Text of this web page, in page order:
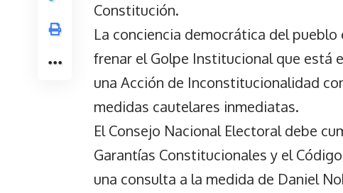
Constitución.
La conciencia democrática del
frenar el Golpe Institucional que está
una Acción de Inconstitucionalidad
medidas cautelares inmediatas.
El Consejo Nacional Electoral debe
Garantías Constitucionales y el
una consulta a la medida de Daniel